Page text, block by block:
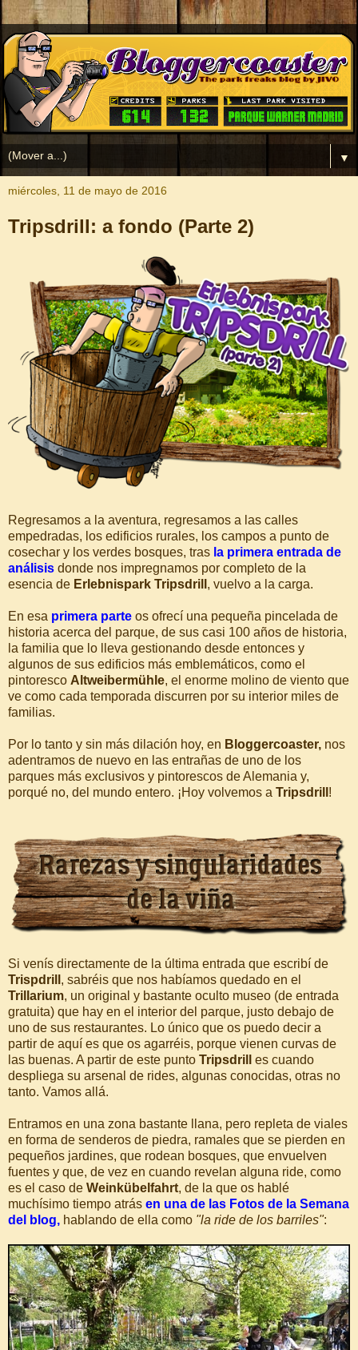
▼
miércoles, 11 de mayo de 2016
Tripsdrill: a fondo (Parte 2)
Regresamos a la aventura, regresamos a las calles
empedradas, los edificios rurales, los campos a punto de
cosechar y los verdes bosques, tras la primera entrada de
análisis donde nos impregnamos por completo de la
esencia de Erlebnispark Tripsdrill , vuelvo a la carga.
En esa primera parte os ofrecí una pequeña pincelada de
historia acerca del parque, de sus casi 100 años de historia,
la familia que lo lleva gestionando desde entonces y
algunos de sus edificios más emblemáticos, como el
pintoresco Altweibermühle, el enorme molino de viento que
ve como cada temporada discurren por su interior miles de
familias.
Por lo tanto y sin más dilación hoy, en Bloggercoaster, nos
adentramos de nuevo en las entrañas de uno de los
parques más exclusivos y pintorescos de Alemania y,
porqué no, del mundo entero. ¡Hoy volvemos a Tripsdrill !
Si venís directamente de la última entrada que escribí de
Trispdrill , sabréis que nos habíamos quedado en el
Trillarium, un original y bastante oculto museo (de entrada
gratuita) que hay en el interior del parque, justo debajo de
uno de sus restaurantes. Lo único que os puedo decir a
partir de aquí es que os agarréis, porque vienen curvas de
las buenas. A partir de este punto Tripsdrill
es cuando
despliega su arsenal de rides, algunas conocidas, otras no
tanto. Vamos allá.
Entramos en una zona bastante llana, pero repleta de viales
en forma de senderos de piedra, ramales que se pierden en
pequeños jardines, que rodean bosques, que envuelven
fuentes y que, de vez en cuando revelan alguna ride, como
es el caso de Weinkübelfahrt, de la que os hablé
muchísimo tiempo atrás en una de las Fotos de la Semana
del blog, hablando de ella como "la ride de los barriles":